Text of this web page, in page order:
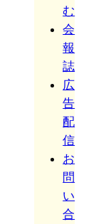
む
会
報
誌
広
告
配
信
お
問
い
合